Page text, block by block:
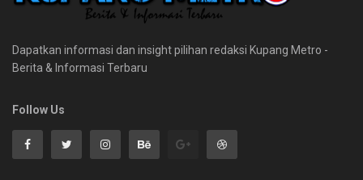
Dapatkan informasi dan insight pilihan redaksi Kupang Metro -
Berita & Informasi Terbaru
Follow Us